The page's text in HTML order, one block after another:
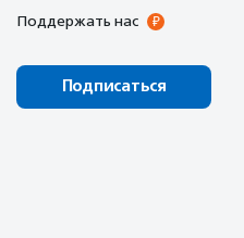
Поддержать нас
Подписаться